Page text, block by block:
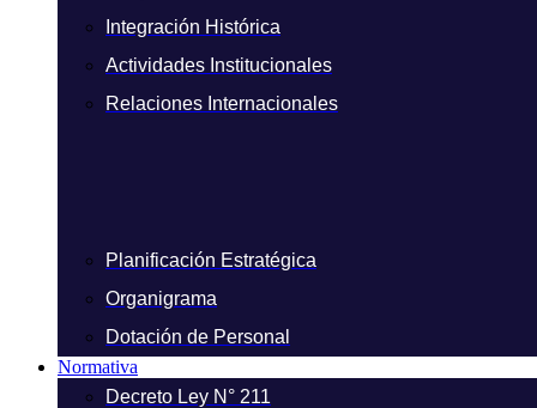
Integración Histórica
Actividades Institucionales
Relaciones Internacionales
Planificación Estratégica
Organigrama
Dotación de Personal
Normativa
Decreto Ley N° 211